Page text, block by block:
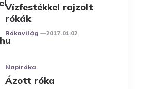
Vízfestékkel rajzolt
rókák
Posted
Rókavilág 2017.01.02
Napiróka
Ázott róka